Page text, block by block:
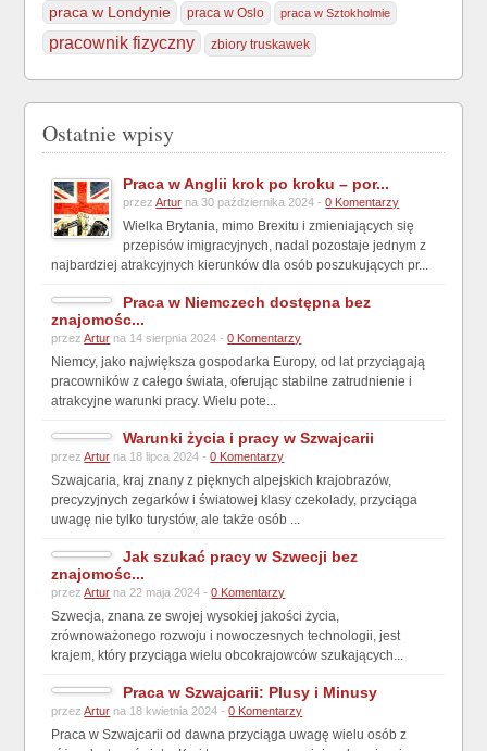
praca w Londynie
praca w Oslo praca w Sztokholmie
pracownik fizyczny zbiory truskawek
Ostatnie wpisy
Praca w Anglii krok po kroku – por...
przezArtur na 30 października 2024 -0 Komentarzy
Wielka Brytania, mimo Brexitu i zmieniających się
przepisów imigracyjnych, nadal pozostaje jednym z
najbardziej atrakcyjnych kierunków dla osób poszukujących pr...
Praca w Niemczech dostępna bez
znajomośc...
przezArtur na 14 sierpnia 2024 -0 Komentarzy
Niemcy, jako największa gospodarka Europy, od lat przyciągają
pracowników z całego świata, oferując stabilne zatrudnienie i
atrakcyjne warunki pracy. Wielu pote...
Warunki życia i pracy w Szwajcarii
przezArtur na 18 lipca 2024 -0 Komentarzy
Szwajcaria, kraj znany z pięknych alpejskich krajobrazów,
precyzyjnych zegarków i światowej klasy czekolady, przyciąga
uwagę nie tylko turystów, ale także osób ...
Jak szukać pracy w Szwecji bez
znajomośc...
przezArtur na 22 maja 2024 -0 Komentarzy
Szwecja, znana ze swojej wysokiej jakości życia,
zrównoważonego rozwoju i nowoczesnych technologii, jest
krajem, który przyciąga wielu obcokrajowców szukających...
Praca w Szwajcarii: Plusy i Minusy
przezArtur na 18 kwietnia 2024 -0 Komentarzy
Praca w Szwajcarii od dawna przyciąga uwagę wielu osób z